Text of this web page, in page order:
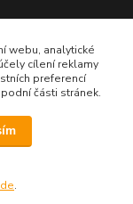
webu, analytické
cílení reklamy
preferencí
části stránek.
.